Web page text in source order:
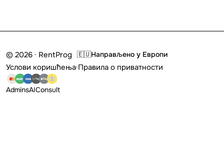
© 2026 · RentProg 🇪🇺Направљено у Европи
Услови коришћења·Правила о приватности
AdminsAIConsult